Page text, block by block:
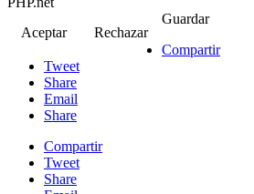
Aceptar
Rechazar
Guardar
Compartir
Tweet
Share
Email
Share
Compartir
Tweet
Share